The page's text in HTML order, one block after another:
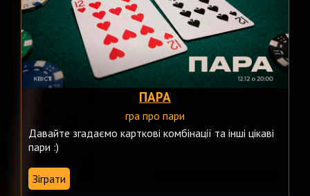
ПАРА
гра про пари
Давайте згадаємо карткові комбінації та інші цікаві
пари :)
Зіграти